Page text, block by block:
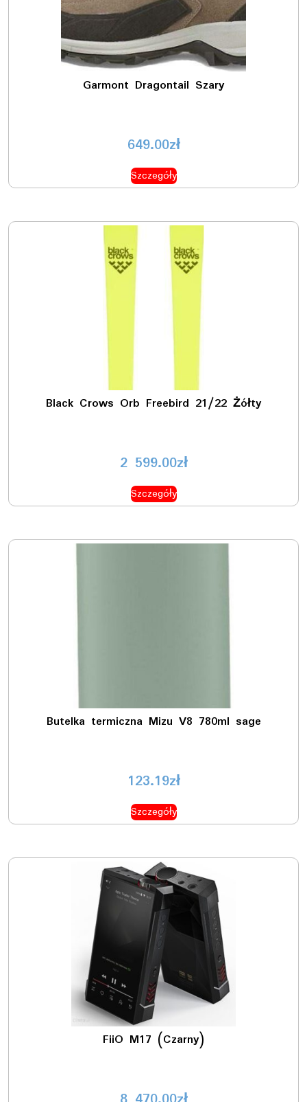
Garmont Dragontail Szary
649.00zł
Szczegóły
Black Crows Orb Freebird 21/22 Żółty
2 599.00zł
Szczegóły
Butelka termiczna Mizu V8 780ml sage
123.19zł
Szczegóły
FiiO M17 (Czarny)